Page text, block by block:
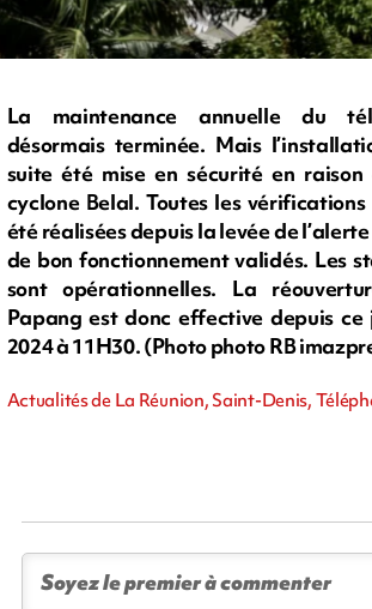
La maintenance annuelle du
désormais terminée. Mais
suite été mise en sécurité en
cyclone Belal. Toutes les vérifications
été réalisées depuis la levée de
de bon fonctionnement validés. Les
sont opérationnelles. La
Papang est donc effective depuis
2024 à 11H30. (Photo photo RB
Actualités de La Réunion, Saint-Denis,